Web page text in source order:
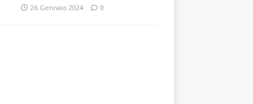
26 Gennaio 2024 0